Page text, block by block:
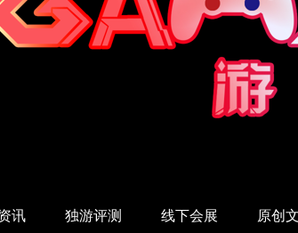
手帐姬
讯 独游评测 线下会展 原创